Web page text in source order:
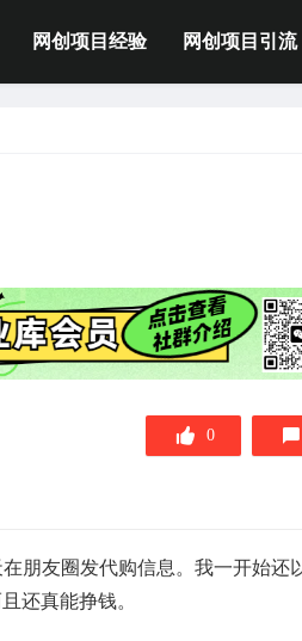
网创项目经验 网创项目引流
0
朋友圈发代购信息。我一开始还
还真能挣钱。